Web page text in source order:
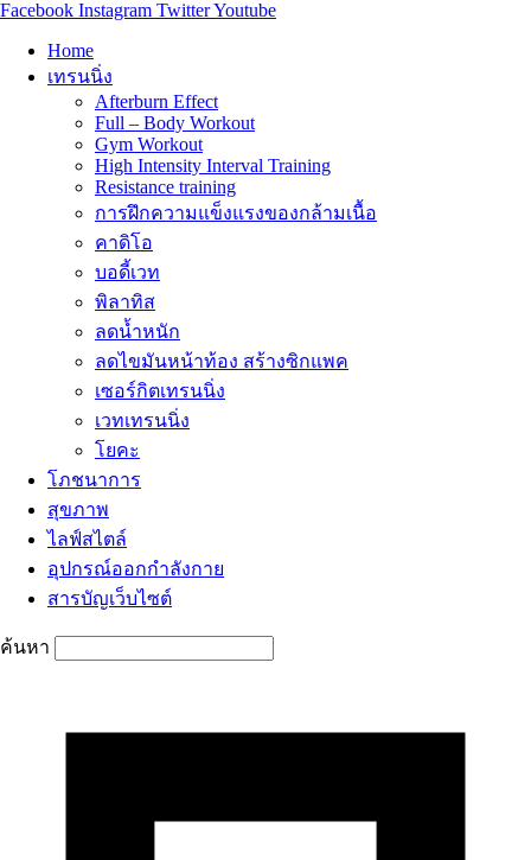
Facebook Instagram TwitterYoutube
Home
เทรนนิ่ง
Afterburn Effect
Full – Body Workout
Gym Workout
High Intensity Interval Training
Resistance training
การฝึกความแข็งแรงของกล้ามเนื้อ
คาดิโอ
บอดี้เวท
พิลาทิส
ลดน้ำหนัก
ลดไขมันหน้าท้อง สร้างซิกแพค
เซอร์กิตเทรนนิ่ง
เวทเทรนนิ่ง
โยคะ
โภชนาการ
สุขภาพ
ไลฟ์สไตล์
อุปกรณ์ออกกำลังกาย
สารบัญเว็บไซต์
ค้นหา